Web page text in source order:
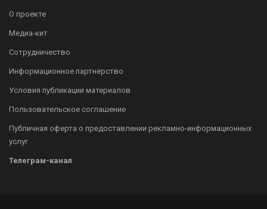
О проекте
Медиа-кит
Сотрудничество
Информационное партнерство
Условия публикации материалов
Пользовательское соглашение
Публичная оферта о предоставлении рекламно-информационных
услуг
Телеграм-канал